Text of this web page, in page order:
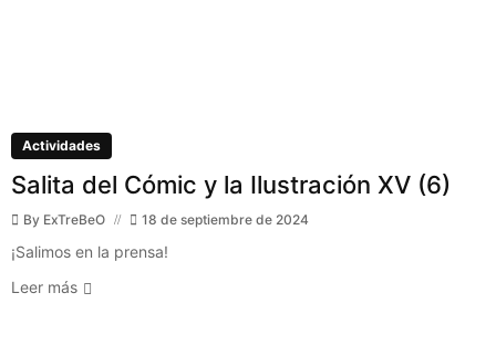
Actividades
Salita del Cómic y la Ilustración XV (6)
By ExTreBeO 18 de septiembre de 2024
¡Salimos en la prensa!
Leer más